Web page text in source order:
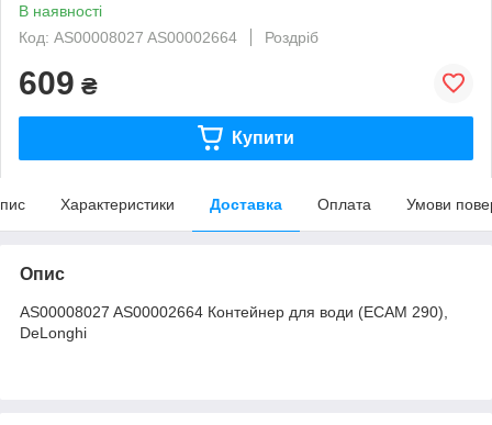
В наявності
Код: AS00008027 AS00002664
Роздріб
609 ₴
Купити
Характеристики Доставка Оплата Умови
Опис
AS00008027 AS00002664 Контейнер для води (ECAM 290),
DeLonghi